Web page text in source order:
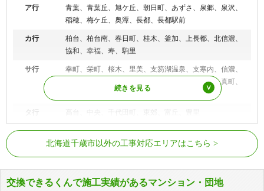
ア行
青葉、青葉丘、旭ケ丘、朝日町、あずさ、泉郷、泉沢、
稲穂、梅ケ丘、奥潭、長都、長都駅前
カ行
柏台、柏台南、春日町、桂木、釜加、上長都、北信濃、
協和、幸福、寿、駒里
サ行
幸町、栄町、桜木、里美、支笏湖温泉、支寒内、信濃、
東雲町、清水町、自由ケ丘、祝梅、白樺、新星、真町、
新富、水明郷、末広、住吉、清流
タ行 高台、中央、千代田町、東郊、富丘、豊里
ナ行 新川、錦町、根志越
柏陽、花園、東丘、日の出、日の出丘、美々、美笛、福
新千歳空港駅、南千歳駅、千歳駅、長
都駅
北海道千歳市以外の工事対応エリアはこちら
交換できるくんで施工実績があるマンション・団地